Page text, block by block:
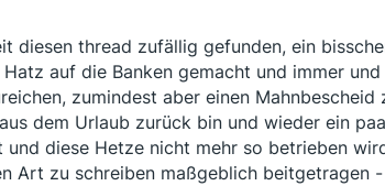
diesen thread zufällig gefunden, ein
auf die Banken gemacht und immer
zumindest aber einen
dem Urlaub zurück bin und wieder ein
und diese Hetze nicht mehr so betrieben
Art zu schreiben maßgeblich beitgetragen -